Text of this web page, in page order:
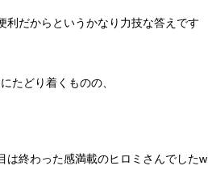
利だからというかなり力技な答えです
たどり着くものの、
は終わった感満載のヒロミさんでしたw